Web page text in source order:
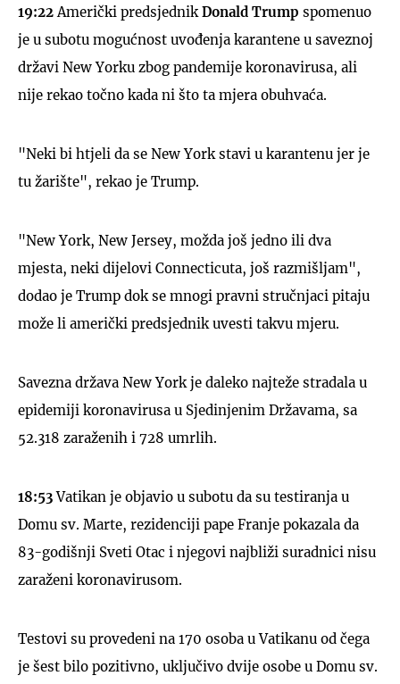
19:22 Američki predsjednik Donald Trump spomenuo
je u subotu mogućnost uvođenja karantene u saveznoj
državi New Yorku zbog pandemije koronavirusa, ali
nije rekao točno kada ni što ta mjera obuhvaća.
"Neki bi htjeli da se New York stavi u karantenu jer je
tu žarište", rekao je Trump.
"New York, New Jersey, možda još jedno ili dva
mjesta, neki dijelovi Connecticuta, još razmišljam",
dodao je Trump dok se mnogi pravni stručnjaci pitaju
može li američki predsjednik uvesti takvu mjeru.
Savezna država New York je daleko najteže stradala u
epidemiji koronavirusa u Sjedinjenim Državama, sa
52.318 zaraženih i 728 umrlih.
18:53Vatikan je objavio u subotu da su testiranja u
Domu sv. Marte, rezidenciji pape Franje pokazala da
83-godišnji Sveti Otac i njegovi najbliži suradnici nisu
zaraženi koronavirusom.
Testovi su provedeni na 170 osoba u Vatikanu od čega
je šest bilo pozitivno, uključivo dvije osobe u Domu sv.